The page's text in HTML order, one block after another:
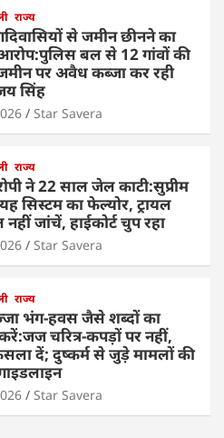
राज्य
से जमीन छीनने का
बल से 12 गांवों की
पर अवैध कब्जा कर रही
सिंह
Star Savera
राज्य
ने 22 साल जेल काटी:सुप्रीम
यह सिस्टम का फेल्योर, ट्रायल
नहीं जांचें, हाईकोर्ट चुप रहा
Star Savera
राज्य
भंग-हवस जैसे शब्दों का
चरित्र-कपड़ों पर नहीं,
दें; दुष्कर्म से जुड़े मामलों की
Star Savera